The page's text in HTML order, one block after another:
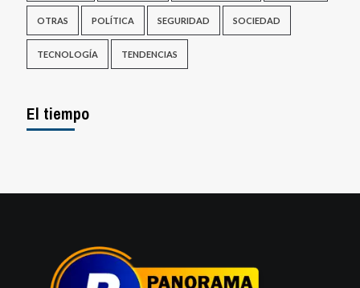
OTRAS POLÍTICA SEGURIDAD SOCIEDAD
TECNOLOGÍA TENDENCIAS
El tiempo